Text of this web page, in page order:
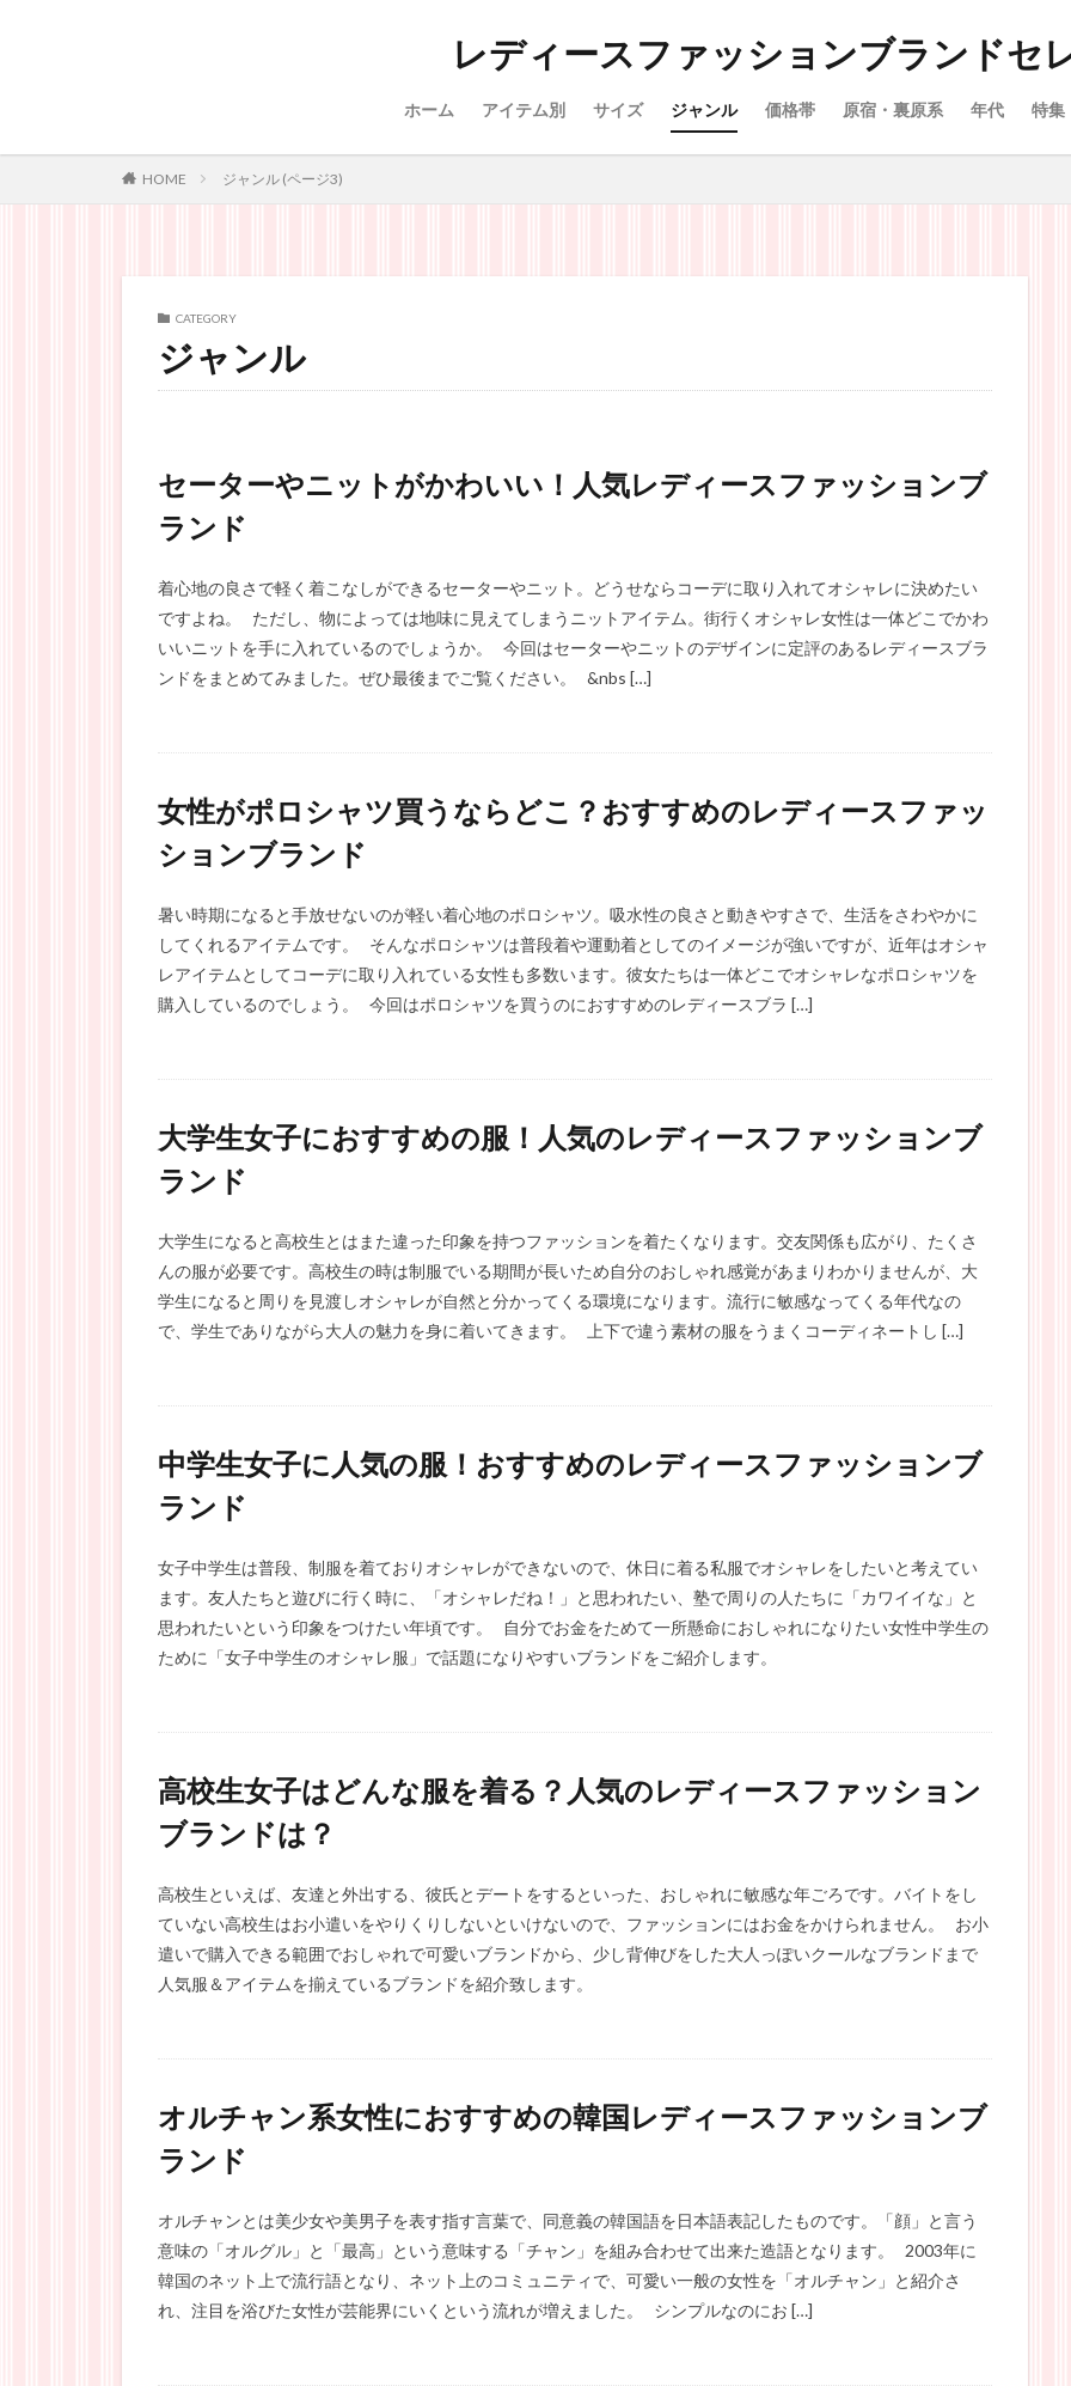
レディースファッションブランドセ
ホーム アイテム別 サイズ ジャンル 価格帯 原宿・裏原系 年代 特集
HOME ジャンル (ページ3)
CATEGORY
ジャンル
セーターやニットがかわいい！人気レディースファッションブ
ランド
着心地の良さで軽く着こなしができるセーターやニット。どうせならコーデに取り入れてオシャレに決めたい
ですよね。 ただし、物によっては地味に見えてしまうニットアイテム。街行くオシャレ女性は一体どこでかわ
いいニットを手に入れているのでしょうか。 今回はセーターやニットのデザインに定評のあるレディースブラ
ンドをまとめてみました。ぜひ最後までご覧ください。 &nbs […]
女性がポロシャツ買うならどこ？おすすめのレディースファッ
ションブランド
暑い時期になると手放せないのが軽い着心地のポロシャツ。吸水性の良さと動きやすさで、生活をさわやかに
してくれるアイテムです。 そんなポロシャツは普段着や運動着としてのイメージが強いですが、近年はオシャ
レアイテムとしてコーデに取り入れている女性も多数います。彼女たちは一体どこでオシャレなポロシャツを
購入しているのでしょう。 今回はポロシャツを買うのにおすすめのレディースブラ […]
大学生女子におすすめの服！人気のレディースファッションブ
ランド
大学生になると高校生とはまた違った印象を持つファッションを着たくなります。交友関係も広がり、たくさ
んの服が必要です。高校生の時は制服でいる期間が長いため自分のおしゃれ感覚があまりわかりませんが、大
学生になると周りを見渡しオシャレが自然と分かってくる環境になります。流行に敏感なってくる年代なの
で、学生でありながら大人の魅力を身に着いてきます。 上下で違う素材の服をうまくコーディネートし […]
中学生女子に人気の服！おすすめのレディースファッションブ
ランド
女子中学生は普段、制服を着ておりオシャレができないので、休日に着る私服でオシャレをしたいと考えてい
ます。友人たちと遊びに行く時に、「オシャレだね！」と思われたい、塾で周りの人たちに「カワイイな」と
思われたいという印象をつけたい年頃です。 自分でお金をためて一所懸命におしゃれになりたい女性中学生の
ために「女子中学生のオシャレ服」で話題になりやすいブランドをご紹介します。
高校生女子はどんな服を着る？人気のレディースファッション
ブランドは？
高校生といえば、友達と外出する、彼氏とデートをするといった、おしゃれに敏感な年ごろです。バイトをし
ていない高校生はお小遣いをやりくりしないといけないので、ファッションにはお金をかけられません。 お小
遣いで購入できる範囲でおしゃれで可愛いブランドから、少し背伸びをした大人っぽいクールなブランドまで
人気服＆アイテムを揃えているブランドを紹介致します。
オルチャン系女性におすすめの韓国レディースファッションブ
ランド
オルチャンとは美少女や美男子を表す指す言葉で、同意義の韓国語を日本語表記したものです。「顔」と言う
意味の「オルグル」と「最高」という意味する「チャン」を組み合わせて出来た造語となります。 2003年に
韓国のネット上で流行語となり、ネット上のコミュニティで、可愛い一般の女性を「オルチャン」と紹介さ
れ、注目を浴びた女性が芸能界にいくという流れが増えました。 シンプルなのにお […]